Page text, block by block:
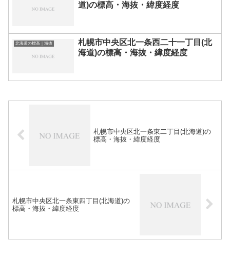
道)の標高・海抜・緯度経度
北海道の標高｜海抜
札幌市中央区北一条西二十一丁目(北
海道)の標高・海抜・緯度経度
札幌市中央区北一条東二丁目(北海道)の
標高・海抜・緯度経度
札幌市中央区北一条東四丁目(北海道)の
標高・海抜・緯度経度